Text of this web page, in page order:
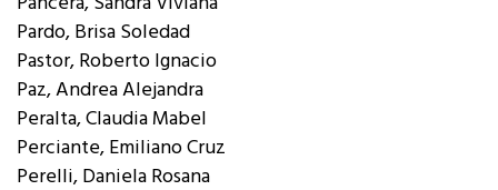
Pardo, Brisa Soledad
Pastor, Roberto Ignacio
Paz, Andrea Alejandra
Peralta, Claudia Mabel
Perciante, Emiliano Cruz
Perelli, Daniela Rosana